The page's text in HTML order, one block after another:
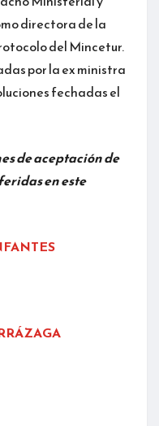
directora de la
del Mincetur.
por la ex ministra
fechadas el
de aceptación de
en este